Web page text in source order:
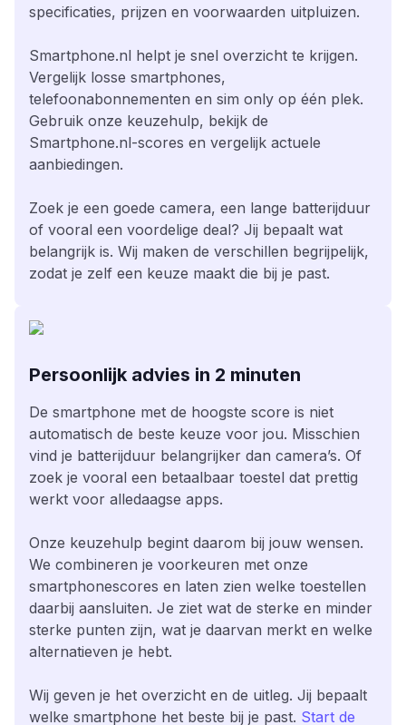
specificaties, prijzen en voorwaarden uitpluizen.
Smartphone.nl helpt je snel overzicht te krijgen.
Vergelijk losse smartphones,
telefoonabonnementen en sim only op één plek.
Gebruik onze keuzehulp, bekijk de
Smartphone.nl-scores en vergelijk actuele
aanbiedingen.
Zoek je een goede camera, een lange batterijduur
of vooral een voordelige deal? Jij bepaalt wat
belangrijk is. Wij maken de verschillen begrijpelijk,
zodat je zelf een keuze maakt die bij je past.
Persoonlijk advies in 2 minuten
De smartphone met de hoogste score is niet
automatisch de beste keuze voor jou. Misschien
vind je batterijduur belangrijker dan camera’s. Of
zoek je vooral een betaalbaar toestel dat prettig
werkt voor alledaagse apps.
Onze keuzehulp begint daarom bij jouw wensen.
We combineren je voorkeuren met onze
smartphonescores en laten zien welke toestellen
daarbij aansluiten. Je ziet wat de sterke en minder
sterke punten zijn, wat je daarvan merkt en welke
alternatieven je hebt.
Wij geven je het overzicht en de uitleg. Jij bepaalt
welke smartphone het beste bij je past. Start de